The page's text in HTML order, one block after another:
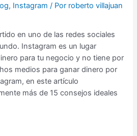
, Instagram / Por roberto villajuan
en uno de las redes sociales
Instagram es un lugar
para tu negocio y no tiene por
medios para ganar dinero por
en este artículo
más de 15 consejos ideales